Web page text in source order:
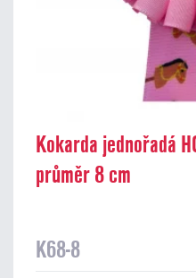
Kokarda jednořadá
průměr 8 cm
K68-8